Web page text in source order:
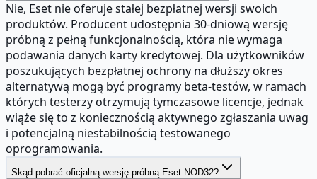
Nie, Eset nie oferuje stałej bezpłatnej wersji swoich
produktów. Producent udostępnia 30-dniową wersję
próbną z pełną funkcjonalnością, która nie wymaga
podawania danych karty kredytowej. Dla użytkowników
poszukujących bezpłatnej ochrony na dłuższy okres
alternatywą mogą być programy beta-testów, w ramach
których testerzy otrzymują tymczasowe licencje, jednak
wiąże się to z koniecznością aktywnego zgłaszania uwag
i potencjalną niestabilnością testowanego
oprogramowania.
Skąd pobrać oficjalną wersję próbną Eset NOD32?